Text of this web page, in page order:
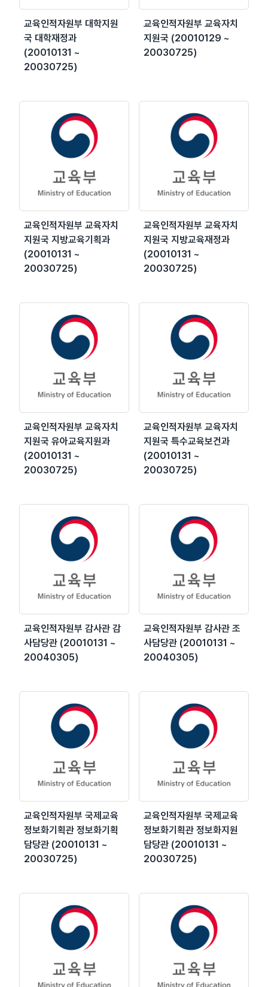
교육인적자원부 대학지원
국 대학재정과
(20010131 ~
20030725)
교육인적자원부 교육자치
지원국 (20010129 ~
20030725)
교육인적자원부 교육자치
지원국 지방교육기획과
(20010131 ~
20030725)
교육인적자원부 교육자치
지원국 지방교육재정과
(20010131 ~
20030725)
교육인적자원부 교육자치
지원국 유아교육지원과
(20010131 ~
20030725)
교육인적자원부 교육자치
지원국 특수교육보건과
(20010131 ~
20030725)
교육인적자원부 감사관 감
사담당관 (20010131 ~
20040305)
교육인적자원부 감사관 조
사담당관 (20010131 ~
20040305)
교육인적자원부 국제교육
정보화기획관 정보화기획
담당관 (20010131 ~
20030725)
교육인적자원부 국제교육
정보화기획관 정보화지원
담당관 (20010131 ~
20030725)